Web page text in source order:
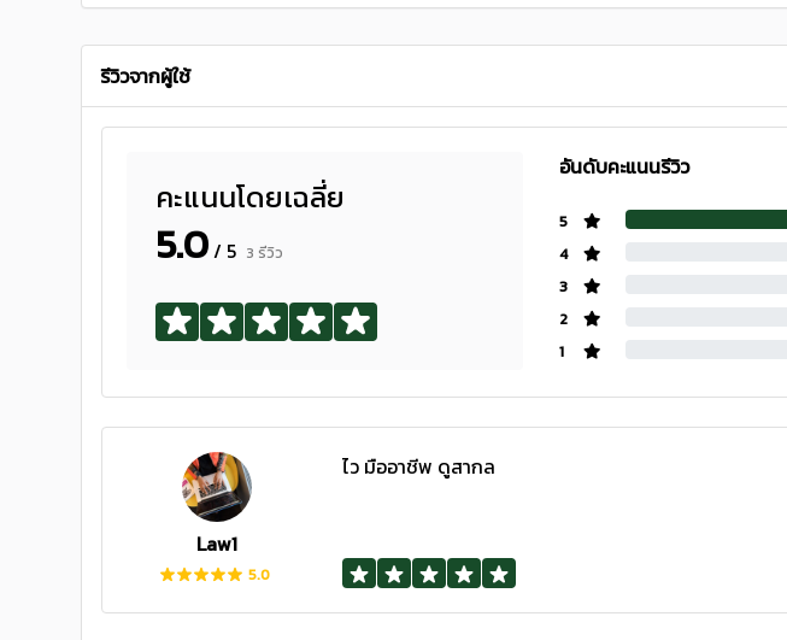
รีวิวจากผู้ใช้
คะแนนโดยเฉลี่ย
5.0/ 5 3 รีวิว
อันดับคะแนนรีวิว
5
4
3
2
1
Law1
5.0
ไว มืออาชีพ ดูสากล